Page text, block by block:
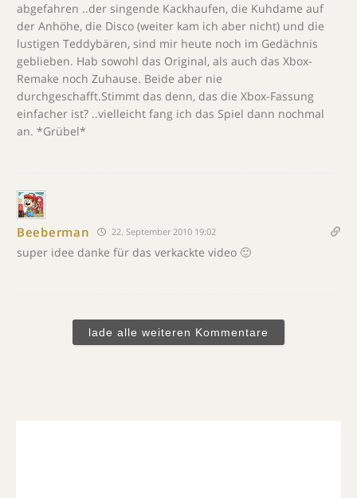
abgefahren ..der singende Kackhaufen, die Kuhdame auf
der Anhöhe, die Disco (weiter kam ich aber nicht) und die
lustigen Teddybären, sind mir heute noch im Gedächnis
geblieben. Hab sowohl das Original, als auch das Xbox-
Remake noch Zuhause. Beide aber nie
durchgeschafft.Stimmt das denn, das die Xbox-Fassung
einfacher ist? ..vielleicht fang ich das Spiel dann nochmal
an. *Grübel*
Beeberman 22. September 2010 19:02
super idee danke für das verkackte video 🙂
lade alle weiteren Kommentare